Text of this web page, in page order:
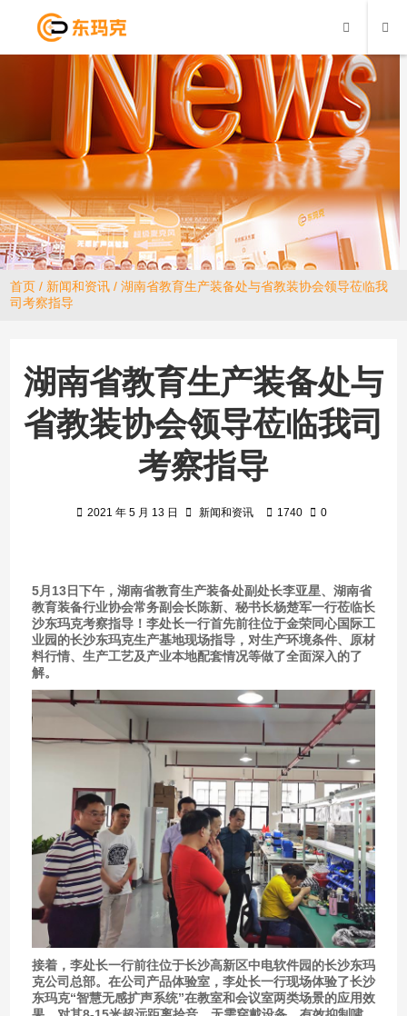
首页 / 新闻和资讯 / 湖南省教育生产装备处与省教装协会领导莅临我
司考察指导
湖南省教育生产装备处与
省教装协会领导莅临我司
考察指导
2021 年 5 月 13 日 新闻和资讯 1740 0
5月13日下午，湖南省教育生产装备处副处长李亚星、湖南省
教育装备行业协会常务副会长陈新、秘书长杨楚军一行莅临长
沙东玛克考察指导！李处长一行首先前往位于金荣同心国际工
业园的长沙东玛克生产基地现场指导，对生产环境条件、原材
料行情、生产工艺及产业本地配套情况等做了全面深入的了
解。
接着，李处长一行前往位于长沙高新区中电软件园的长沙东玛
克公司总部。在公司产品体验室，李处长一行现场体验了长沙
东玛克“智慧无感扩声系统”在教室和会议室两类场景的应用效